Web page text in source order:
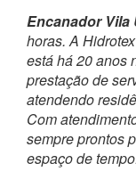
Encanador Vila
horas. A
está há 20 anos
prestação de
atendendo
Com
sempre prontos
espaço de